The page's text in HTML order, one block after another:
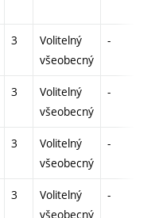
3
Volitelný
všeobecný
-
3
Volitelný
všeobecný
-
3
Volitelný
všeobecný
-
3
Volitelný
všeobecný
-